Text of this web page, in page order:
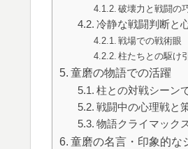
破壊力と戦闘の
冷静な戦闘判断と
戦場での戦術眼
柱たちとの駆け
童磨の物語での活躍
柱との対戦シーン
戦闘中の心理戦と
物語クライマック
童磨の名言・印象的な